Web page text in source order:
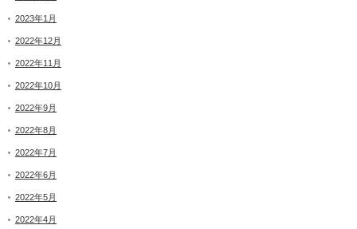
2023年1月
2022年12月
2022年11月
2022年10月
2022年9月
2022年8月
2022年7月
2022年6月
2022年5月
2022年4月